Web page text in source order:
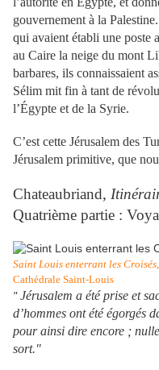
gouvernement à la
qui avaient établi une poste
au Caire la neige du mont
barbares, ils connaissaient
Sélim mit fin à tant de
l’Égypte et de la Syrie.
C’est cette Jérusalem des
Jérusalem primitive, que
Chateaubriand,
Quatrième partie :
Saint Louis enterrant les Croisés
Cathédrale Saint-Louis
"Jérusalem a été prise et
d’hommes ont été égorgés
pour ainsi dire encore ;
sort."